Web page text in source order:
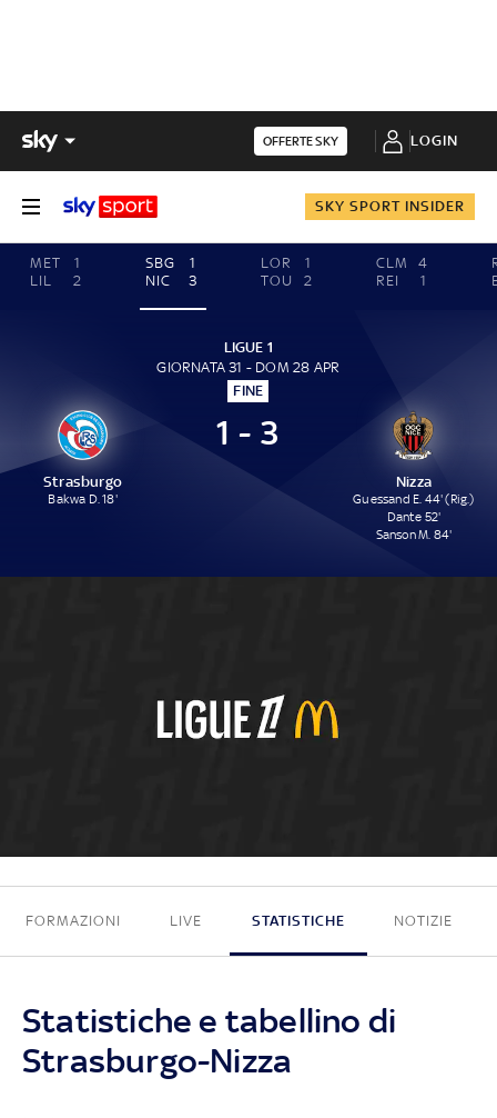
OFFERTE SKY LOGIN
SKY SPORT INSIDER
MET
1
LIL
2
SBG
1
NIC
3
LOR
1
TOU
2
CLM
4
REI
1
LIGUE 1
GIORNATA 31 - DOM 28 APR
FINE
Strasburgo
Bakwa D. 18'
1 - 3
Nizza
Guessand E. 44' (Rig.)
Dante 52'
Sanson M. 84'
1 - 3
FORMAZIONI LIVE STATISTICHE NOTIZIE
Statistiche e tabellino di
Strasburgo-Nizza